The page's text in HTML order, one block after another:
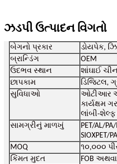
ઝડપી ઉત્પાદન વિગતો
બેગનો પ્રકાર
ડોયપેક,
બ્રાન્ડિંગ
OEM
ઉદભવ સ્થાન
શાંઘાઈ
છાપકામ
ડિજિટલ,
સુવિધાઓ
ઓટીઆર
કાર્યક્ષમ
લાંબી-શેલ્ફ
સામગ્રીનું માળખું
PET/AL/PA/
SIOXPET/
MOQ
૧૦,૦૦૦
કિંમત મુદત
FOB અથવા